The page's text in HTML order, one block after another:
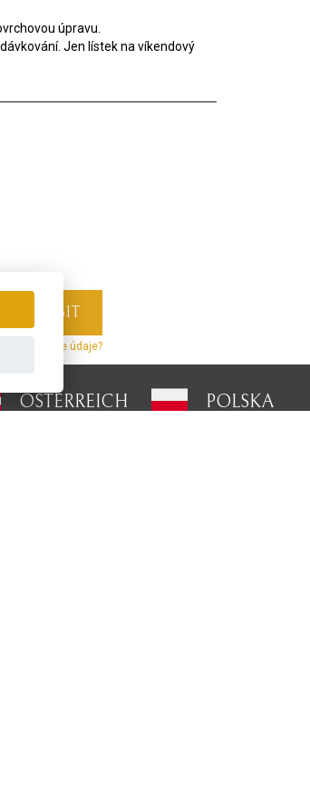
úpravu.
Jen lístek na víkendový
vaše údaje?
ÖSTERREICH POLSKA